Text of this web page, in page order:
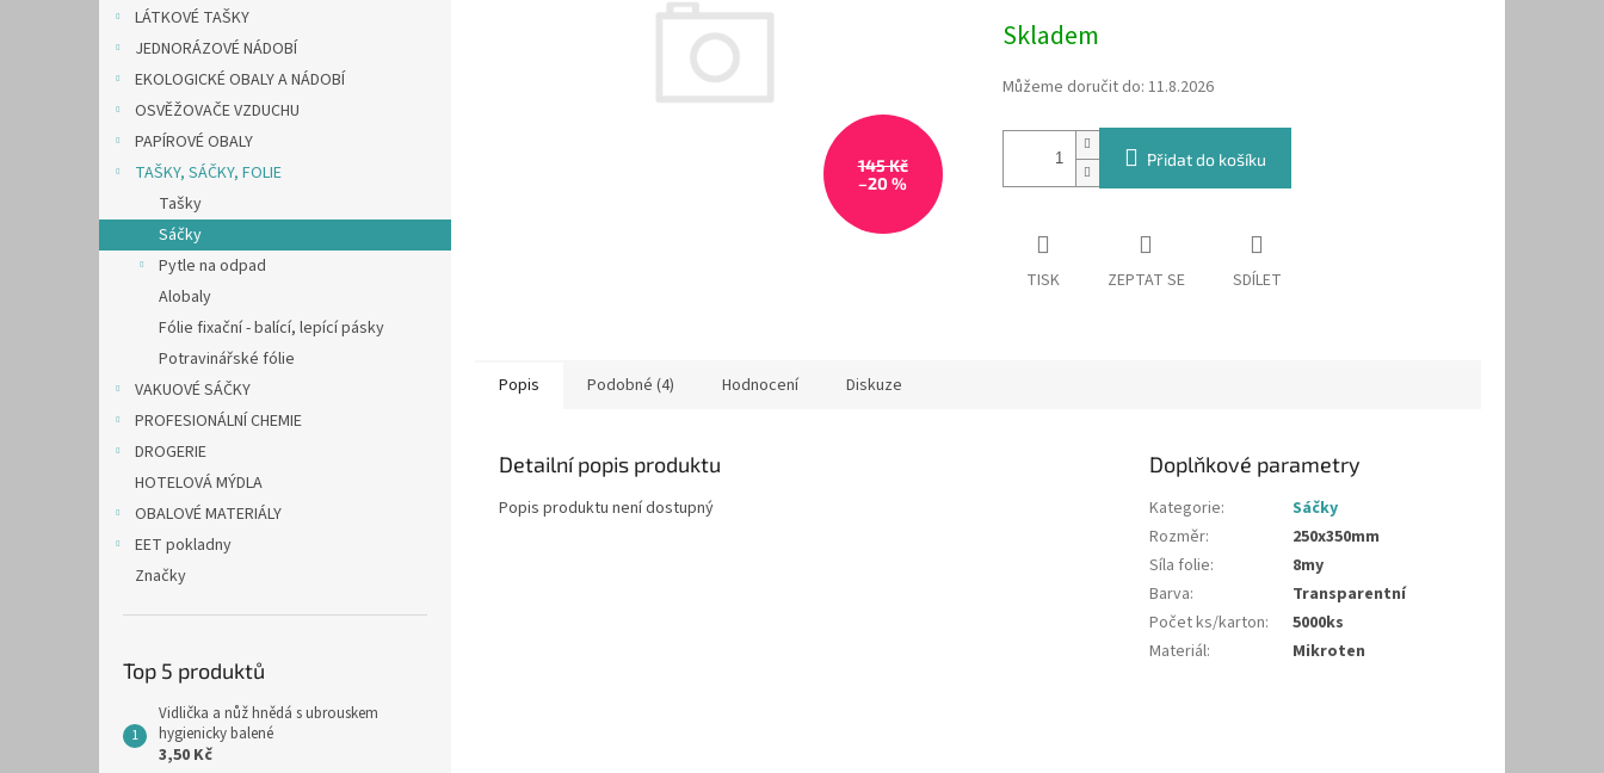
LÁTKOVÉ TAŠKY
JEDNORÁZOVÉ NÁDOBÍ
EKOLOGICKÉ OBALY A NÁDOBÍ
OSVĚŽOVAČE VZDUCHU
PAPÍROVÉ OBALY
TAŠKY, SÁČKY, FOLIE
Tašky
Sáčky
Pytle na odpad
Alobaly
Fólie fixační - balící, lepící pásky
Potravinářské fólie
VAKUOVÉ SÁČKY
PROFESIONÁLNÍ CHEMIE
DROGERIE
HOTELOVÁ MÝDLA
OBALOVÉ MATERIÁLY
EET pokladny
Značky
Top 5 produktů
Vidlička a nůž hnědá s ubrouskem
hygienicky balené
3,50 Kč
145 Kč
–20 %
cena:
Skladem
Můžeme doručit do: 11.8.2026
Přidat do košíku
TISK ZEPTAT SE SDÍLET
Popis Podobné (4) Hodnocení Diskuze
Detailní popis produktu
Popis produktu není dostupný
Doplňkové parametry
Kategorie:
Sáčky
Rozměr:
250x350mm
Síla folie:
8my
Barva:
Transparentní
Počet ks/karton:
5000ks
Materiál: Mikroten